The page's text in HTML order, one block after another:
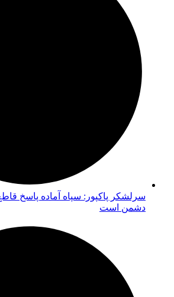
سرلشکر پاکپور: سپاه آماده پاسخ
دشمن است